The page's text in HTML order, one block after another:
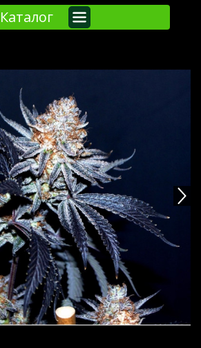
Каталог